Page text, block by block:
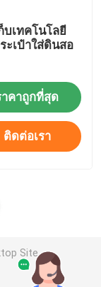
บเทคโนโลยี
ะเป๋าใส่ดินสอ
าคาถูกที่สุด
ติดต่อเรา
Site